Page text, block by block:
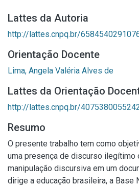
Lattes da Autoria
http://lattes.cnpq.br/
Orientação Docente
Lima, Angela Valéria Alves de
Lattes da Orientação
http://lattes.cnpq.br/
Resumo
O presente trabalho tem como
uma presença de discurso ilegítimo
manipulação discursiva em um
dirige a educação brasileira, a Base